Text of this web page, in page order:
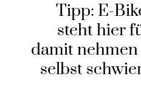
Tipp: E-
steht hier
damit
selbst